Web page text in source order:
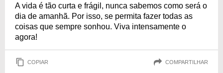
A vida é tão curta e frágil, nunca sabemos como será o
dia de amanhã. Por isso, se permita fazer todas as
coisas que sempre sonhou. Viva intensamente o
agora!
COPIAR COMPARTILHAR